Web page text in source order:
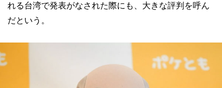
れる台湾で発表がなされた際にも、大きな評判を呼ん
だという。